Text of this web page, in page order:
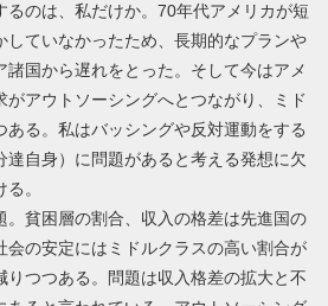
るのは、私だけか。70年代アメリカが短
していなかったため、長期的なプランや
諸国から遅れをとった。そして今はアメ
がアウトソーシングへとつながり、ミド
ある。私はバッシングや反対運動をする
自身）に問題があると考える発想に欠
。
。貧困層の割合、収入の格差は先進国の
会の安定にはミドルクラスの高い割合が
りつつある。問題は収入格差の拡大と不